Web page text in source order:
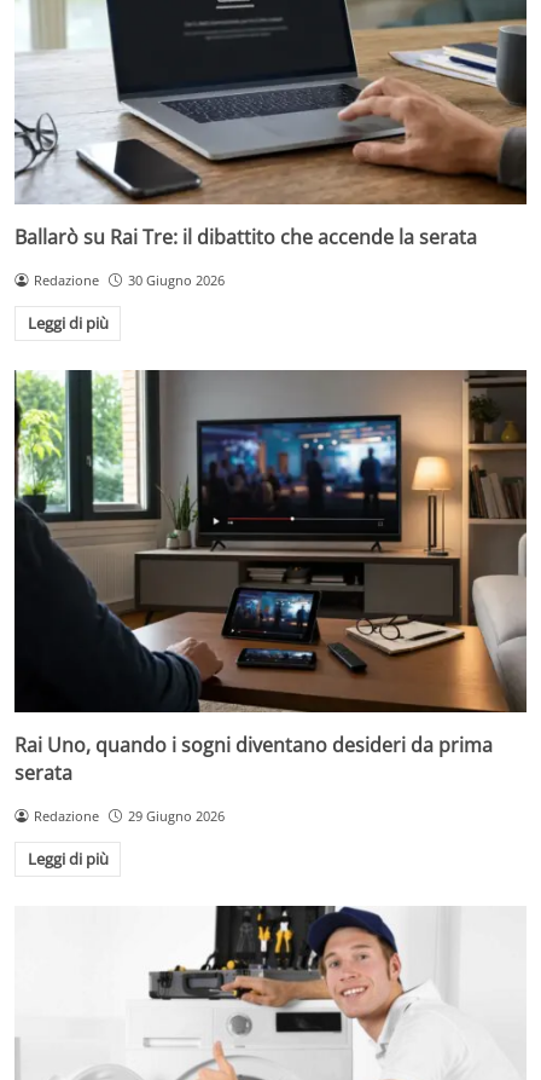
Ballarò su Rai Tre: il dibattito che accende la serata
Redazione 30 Giugno 2026
Leggi di più
Rai Uno, quando i sogni diventano desideri da prima
serata
Redazione 29 Giugno 2026
Leggi di più